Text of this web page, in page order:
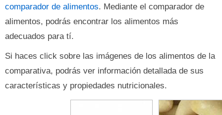
comparador de alimentos. Mediante el comparador de
alimentos, podrás encontrar los alimentos más
adecuados para tí.
Si haces click sobre las imágenes de los alimentos de la
comparativa, podrás ver información detallada de sus
características y propiedades nutricionales.